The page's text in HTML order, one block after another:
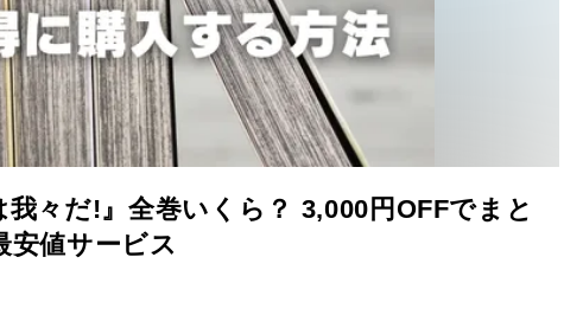
々だ!』全巻いくら？ 3,000円OFFでまと
安値サービス